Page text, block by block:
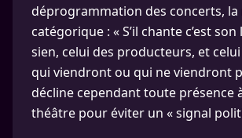
déprogrammation des concerts,
catégorique : « S’il chante c’est
sien, celui des producteurs, et
qui viendront ou qui ne viendront
décline cependant toute présence
théâtre pour éviter un « signal